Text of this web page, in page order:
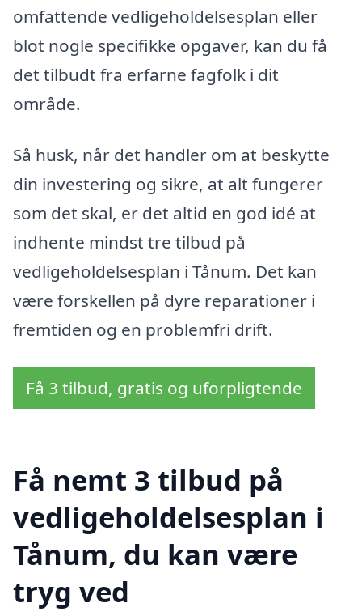
omfattende vedligeholdelsesplan eller
blot nogle specifikke opgaver, kan du få
det tilbudt fra erfarne fagfolk i dit
område.
Så husk, når det handler om at beskytte
din investering og sikre, at alt fungerer
som det skal, er det altid en god idé at
indhente mindst tre tilbud på
vedligeholdelsesplan i Tånum. Det kan
være forskellen på dyre reparationer i
fremtiden og en problemfri drift.
Få 3 tilbud, gratis og uforpligtende
Få nemt 3 tilbud på
vedligeholdelsesplan i
Tånum, du kan være
tryg ved